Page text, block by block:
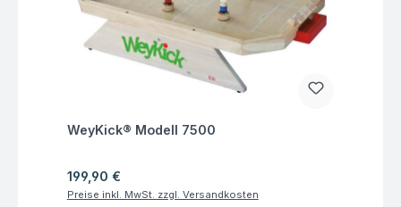
Fragen zum Artikel
WeyKick® Modell 7500
Regulärer Preis:
199,90 €
Preise inkl. MwSt. zzgl. Versandkosten